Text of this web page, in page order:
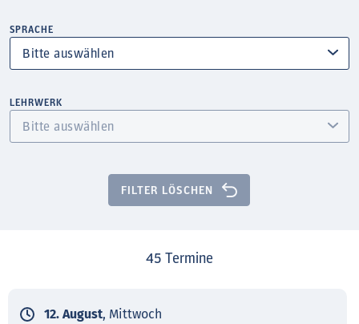
SPRACHE
LEHRWERK
FILTER LÖSCHEN
45 Termine
12. August, Mittwoch